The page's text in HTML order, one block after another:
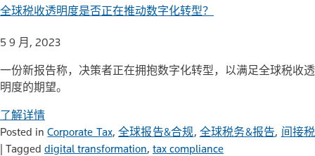
全球税收透明度是否正在推动数字化转型？
5 9 月, 2023
一份新报告称，决策者正在拥抱数字化转型，以满足全球税收透
明度的期望。
了解详情
Posted inCorporate Tax, 全球报告&合规, 全球税务&报告, 间接税
| Tagged digital transformation, tax compliance